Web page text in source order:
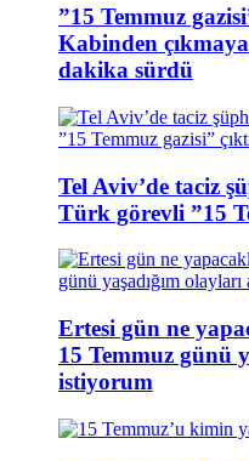
”15 Temmuz
Kabinden
dakika sürdü
Tel Aviv’de taciz
Türk görevli ”15
Ertesi gün ne
15 Temmuz günü
istiyorum